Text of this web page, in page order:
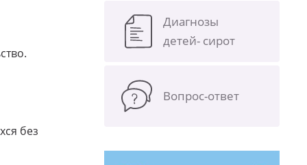
без
Диагнозы
детей- сирот
Вопрос-ответ